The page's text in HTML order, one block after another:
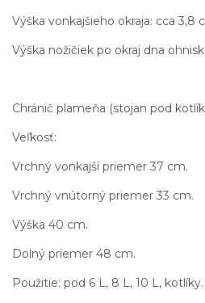
Výška vonkajšieho okraja: cca 3,8
Výška nožičiek po okraj dna
Chránič plameňa (stojan pod
Veľkosť:
Vrchný vonkajší priemer 37 cm.
Vrchný vnútorný priemer 33 cm.
Výška 40 cm.
Dolný priemer 48 cm.
Použitie: pod 6 L, 8 L, 10 L, kotlíky.